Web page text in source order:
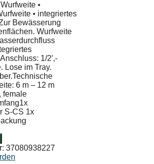
•
• integriertes
Bewässerung
Wurfweite
1/2′,-
Lose im Tray.
6 m – 12 m
female
S-CS 1x
37080938227